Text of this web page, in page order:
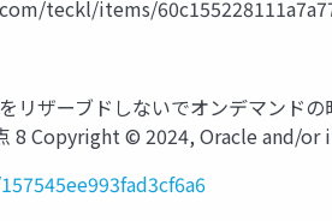
teckl/items/
ザーブドしないでオンデマンドの
8 Copyright © 2024, Oracle and/or